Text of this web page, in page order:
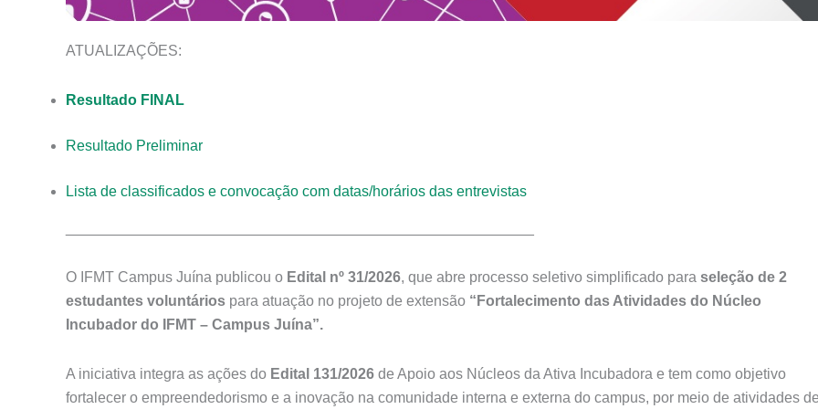
ATUALIZAÇÕES:
Resultado FINAL
Resultado Preliminar
Lista de classificados e convocação com datas/horários das entrevistas
O IFMT Campus Juína publicou o Edital nº 31/2026, que abre processo seletivo simplificado para seleção de 2
estudantes voluntários para atuação no projeto de extensão “Fortalecimento das Atividades do Núcleo
Incubador do IFMT – Campus Juína”.
A iniciativa integra as ações do Edital 131/2026 de Apoio aos Núcleos da Ativa Incubadora e tem como objetivo
fortalecer o empreendedorismo e a inovação na comunidade interna e externa do campus, por meio de atividades